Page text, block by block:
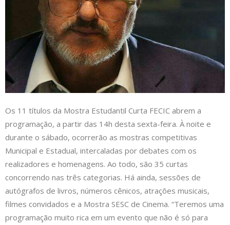
Os 11 títulos da Mostra Estudantil Curta FECIC abrem a
programação, a partir das 14h desta sexta-feira. À noite e
durante o sábado, ocorrerão as mostras competitivas
Municipal e Estadual, intercaladas por debates com os
realizadores e homenagens. Ao todo, são 35 curtas
concorrendo nas três categorias. Há ainda, sessões de
autógrafos de livros, números cênicos, atrações musicais,
filmes convidados e a Mostra SESC de Cinema. “Teremos uma
programação muito rica em um evento que não é só para